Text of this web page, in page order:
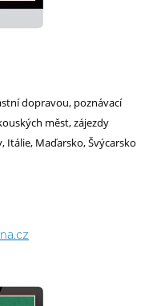
dopravou, poznávací
měst, zájezdy
Itálie, Maďarsko, Švýcarsko